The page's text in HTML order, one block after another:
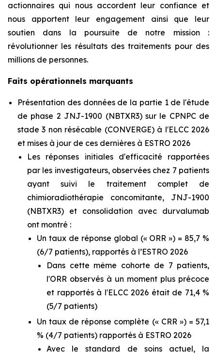
actionnaires qui nous accordent leur confiance et
nous apportent leur engagement ainsi que leur
soutien dans la poursuite de notre mission :
révolutionner les résultats des traitements pour des
millions de personnes.
Faits opérationnels marquants
Présentation des données de la partie 1 de l'étude
de phase 2 JNJ-1900 (NBTXR3) sur le CPNPC de
stade 3 non résécable (CONVERGE) à l'ELCC 2026
et mises à jour de ces dernières à ESTRO 2026
Les réponses initiales d'efficacité rapportées
par les investigateurs, observées chez 7 patients
ayant suivi le traitement complet de
chimioradiothérapie concomitante, JNJ-1900
(NBTXR3) et consolidation avec durvalumab
ont montré :
Un taux de réponse global (« ORR ») = 85,7 %
(6/7 patients), rapportés à l’ESTRO 2026
Dans cette même cohorte de 7 patients,
l'ORR observés à un moment plus précoce
et rapportés à l'ELCC 2026 était de 71,4 %
(5/7 patients)
Un taux de réponse complète (« CRR ») = 57,1
% (4/7 patients) rapportés à ESTRO 2026
Avec le standard de soins actuel, la